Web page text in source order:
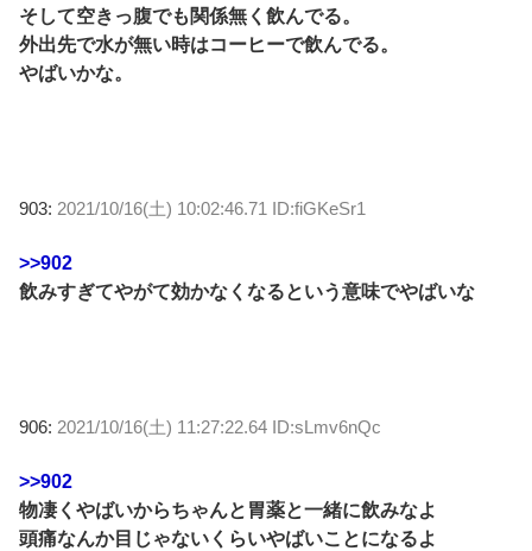
そして空きっ腹でも関係無く飲んでる。
外出先で水が無い時はコーヒーで飲んでる。
やばいかな。
903: 2021/10/16(土) 10:02:46.71 ID:fiGKeSr1
>>902
飲みすぎてやがて効かなくなるという意味でやばいな
906: 2021/10/16(土) 11:27:22.64 ID:sLmv6nQc
>>902
物凄くやばいからちゃんと胃薬と一緒に飲みなよ
頭痛なんか目じゃないくらいやばいことになるよ